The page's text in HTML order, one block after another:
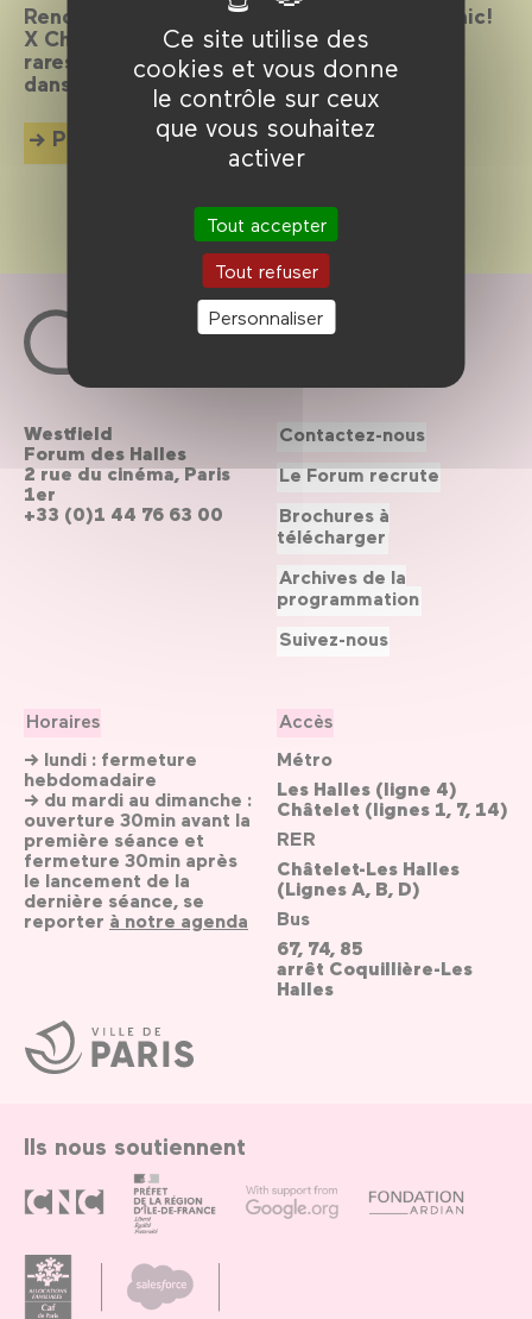
Ce site utilise des
cookies et vous donne
le contrôle sur ceux
que vous souhaitez
activer
Tout accepter
Tout refuser
Personnaliser
Rendez-vous dédié au cinéma de genre, Panic!
X Chroma propose chaque mois des perles
rares, des films décalés, gores ou délirants
dans une ambiance festive…
Plus d'info
Ville
de
Paris
Westfield
Forum des Halles
2 rue du cinéma, Paris
1er
+33 (0)1 44 76 63 00
Horaires
→ lundi : fermeture
hebdomadaire
→ du mardi au dimanche :
ouverture 30min avant la
première séance et
fermeture 30min après
le lancement de la
dernière séance, se
reporter à notre agenda
Accès
Métro
Les Halles (ligne 4)
Châtelet (lignes 1, 7, 14)
RER
Châtelet-Les Halles
(Lignes A, B, D)
Bus
67, 74, 85
arrêt Coquillière-Les
Halles
Contactez-nous
Le Forum recrute
Brochures à
télécharger
Archives de la
programmation
Suivez-nous
Ils nous soutiennent